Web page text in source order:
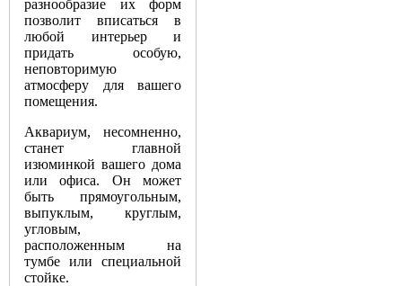
разнообразие их форм
позволит вписаться в
любой интерьер и
придать особую,
неповторимую
атмосферу для вашего
помещения.
Аквариум, несомненно,
станет главной
изюминкой вашего дома
или офиса. Он может
быть прямоугольным,
выпуклым, круглым,
угловым,
расположенным на
тумбе или специальной
стойке.